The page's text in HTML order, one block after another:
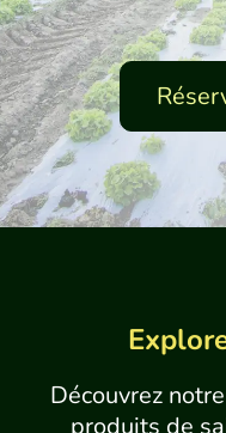
Découvrez
produits de